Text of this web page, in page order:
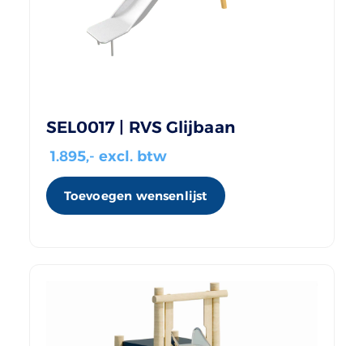
SEL0017 | RVS Glijbaan
1.895,- excl. btw
Toevoegen wensenlijst